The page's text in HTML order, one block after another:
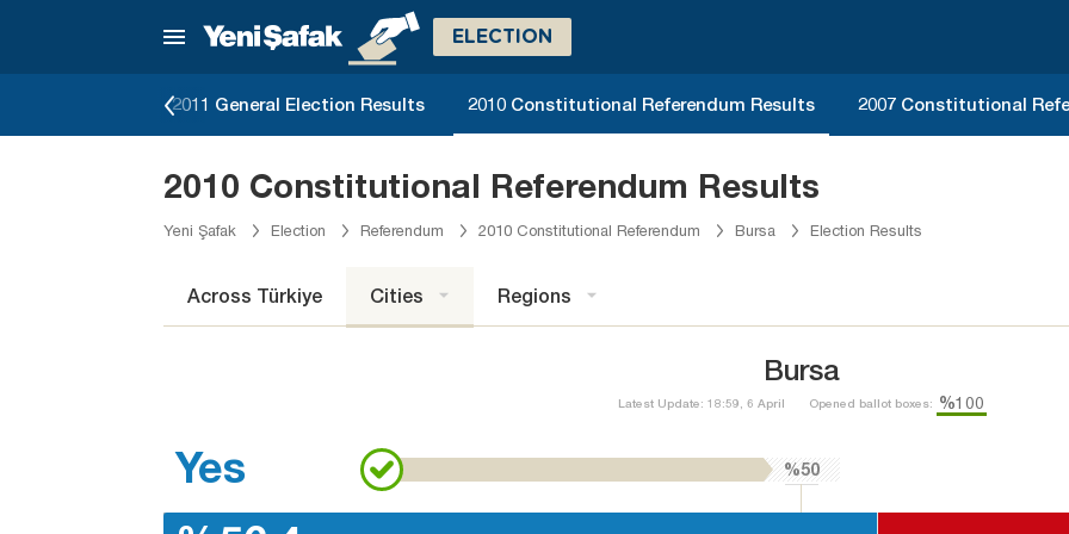
ELECTION
2011 General Election Results 2010 Constitutional Referendum Results 2007 Constitutional
2010 Constitutional Referendum Results
Yeni Şafak Election Referendum 2010 Constitutional Referendum Bursa Election Results
Across Türkiye Cities Regions
Bursa
Latest Update: 18:59, 6 April Opened ballot boxes: %100
%50
Yes